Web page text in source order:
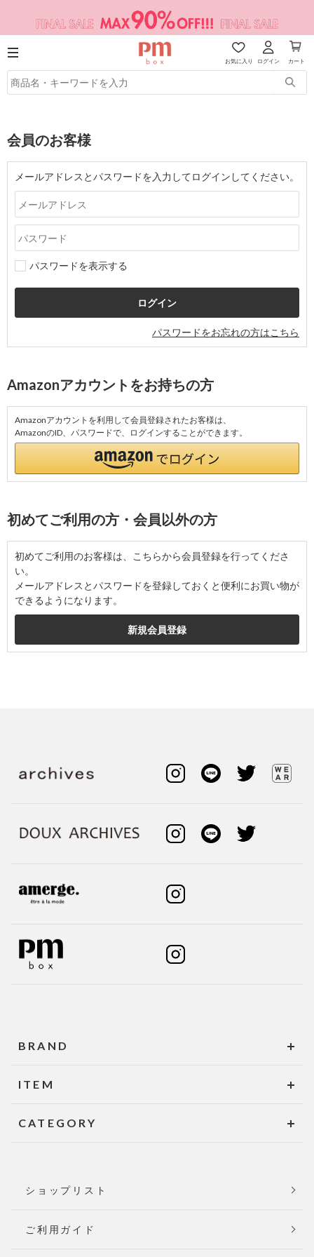
お気に入り ログイン カート
会員のお客様
メールアドレスとパスワードを入力してログインしてください。
パスワードを表示する
パスワードをお忘れの方はこちら
Amazonアカウントをお持ちの方
Amazonアカウントを利用して会員登録されたお客様は、
AmazonのID、パスワードで、ログインすることができます。
初めてご利用の方・会員以外の方
初めてご利用のお客様は、こちらから会員登録を行ってくださ
い。
メールアドレスとパスワードを登録しておくと便利にお買い物が
できるようになります。
BRAND
ITEM
CATEGORY
ショップリスト
ご利用ガイド